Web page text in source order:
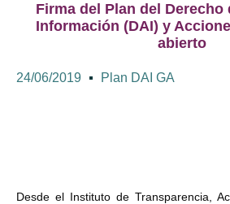
Firma del Plan del Derecho
Información (DAI) y
abierto
24/06/2019 Plan DAI GA
Desde el Instituto de Transparencia,